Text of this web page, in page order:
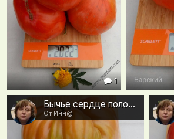
1
Бычье сердце полосатое (Кулик). Сбор 10.10.2018.
От Инн@